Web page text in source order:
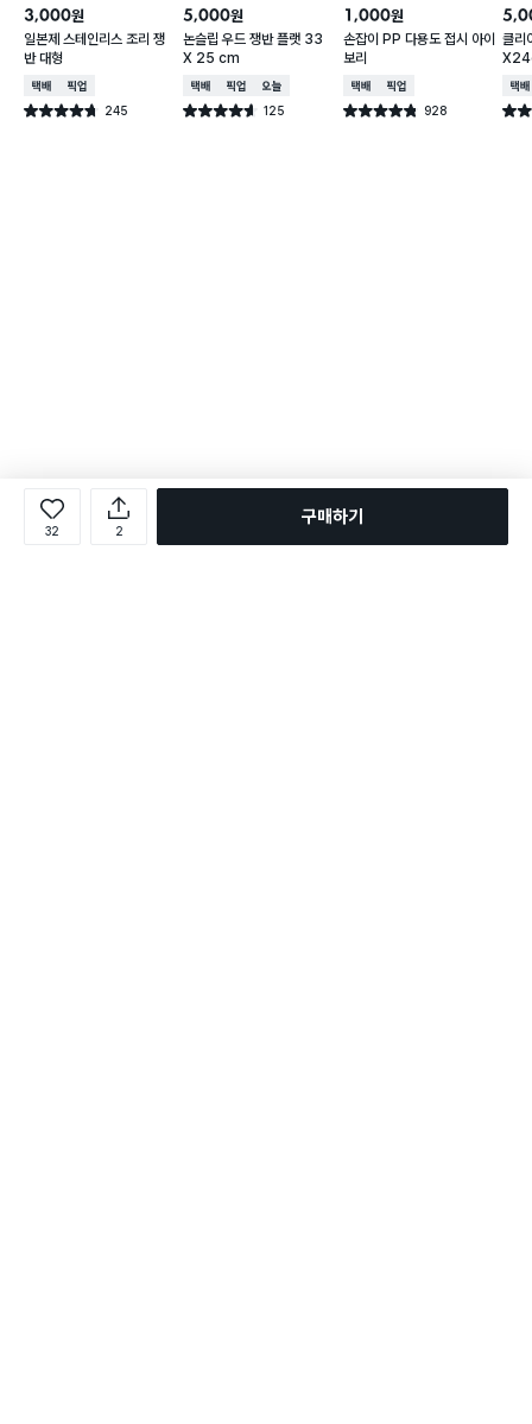
3,000원
일본제 스테인리스 조리 쟁
반 대형
택배배송매장픽업
별점 4.7점 245
건 작성
5,000원
논슬립 우드 쟁반 플랫 33
X 25 cm
택배배송매장픽업오늘배송
별점 4.6점 125
건 작성
1,000원
손잡이 PP 다용도 접시 아이
보리
택배배송매장픽업
별점 4.8점 928
건 작성
클리
택배
별점
32 2
구매하기